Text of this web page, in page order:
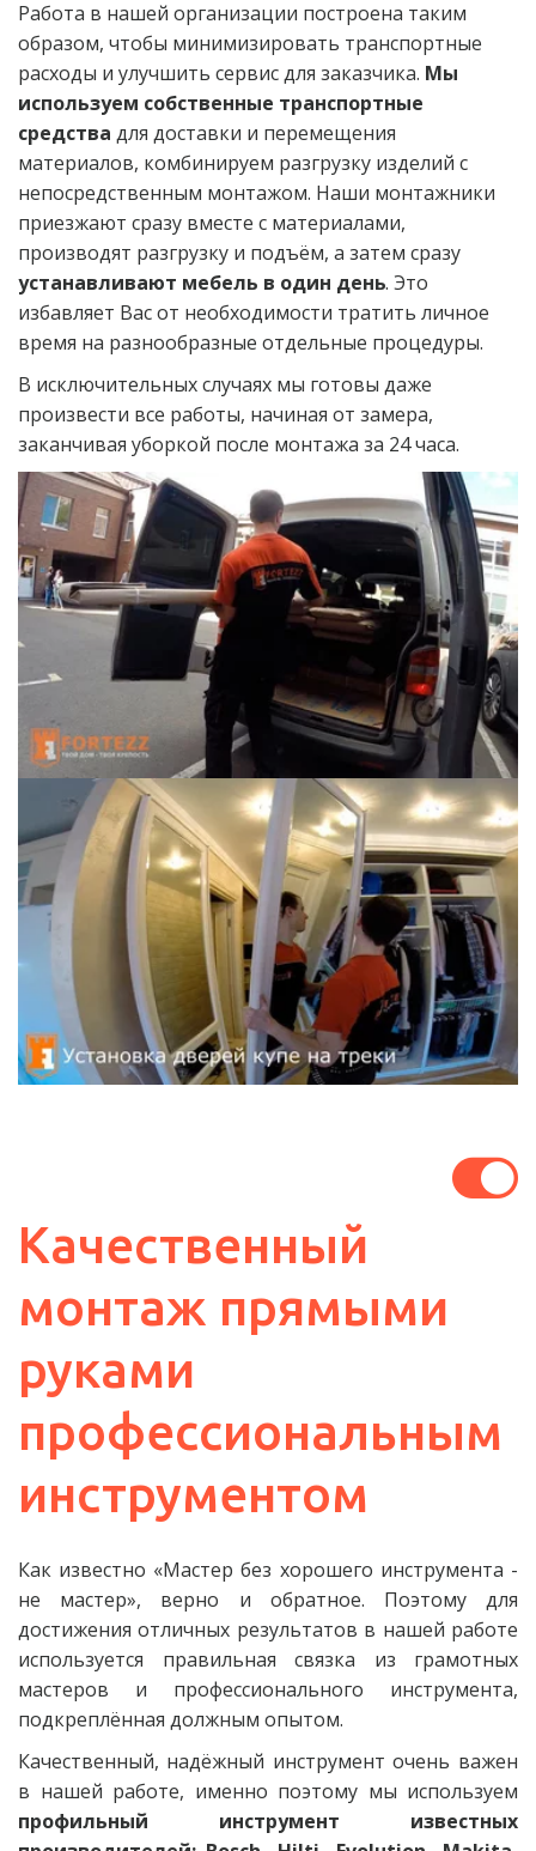
Работа в нашей организации построена таким
образом, чтобы минимизировать транспортные
расходы и улучшить сервис для заказчика. Мы
используем собственные транспортные
средства для доставки и перемещения
материалов, комбинируем разгрузку изделий с
непосредственным монтажом. Наши монтажники
приезжают сразу вместе с материалами,
устанавливают мебель в один день. Это
избавляет Вас от необходимости тратить личное
время на разнообразные отдельные процедуры.
В исключительных случаях мы готовы даже
произвести все работы, начиная от замера,
заканчивая уборкой после монтажа за 24 часа.
Качественный
монтаж прямыми
руками
профессиональным
инструментом
Как известно «Мастер без хорошего инструмента -
не мастер», верно и обратное. Поэтому для
достижения отличных результатов в нашей работе
используется правильная связка из грамотных
мастеров и профессионального инструмента,
подкреплённая должным опытом.
Качественный, надёжный инструмент очень важен
в нашей работе, именно поэтому мы используем
профильный инструмент известных